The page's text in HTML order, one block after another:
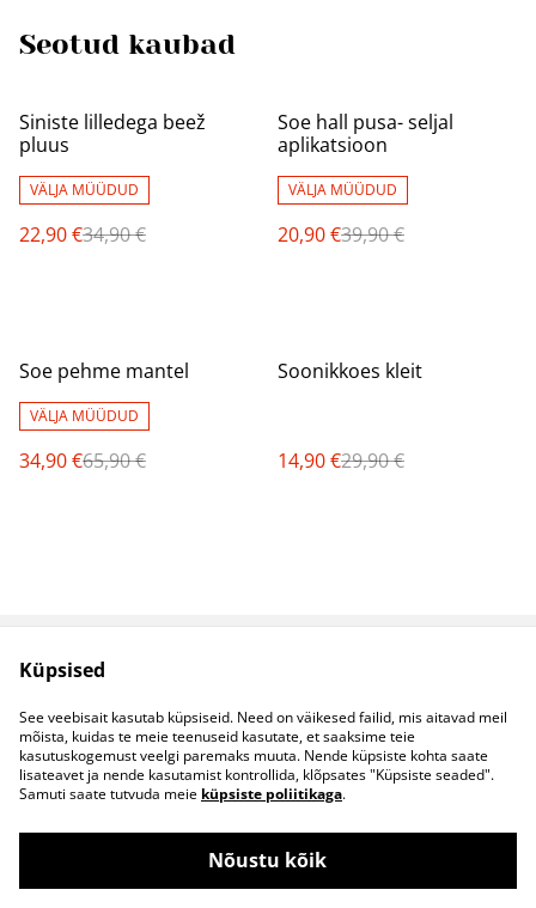
Seotud kaubad
%
Siniste lilledega beež
pluus
VÄLJA MÜÜDUD
22,90 €34,90 €
%
Soe hall pusa- seljal
aplikatsioon
VÄLJA MÜÜDUD
20,90 €39,90 €
%
Soe pehme mantel
VÄLJA MÜÜDUD
34,90 €65,90 €
%
Soonikkoes kleit
14,90 €29,90 €
Müügitingimused
Küpsised
Kontaktid
B2B koostöö
©2026S&S Riided
Küpsised
See veebisait kasutab küpsiseid. Need on väikesed failid, mis aitavad meil
mõista, kuidas te meie teenuseid kasutate, et saaksime teie
kasutuskogemust veelgi paremaks muuta. Nende küpsiste kohta saate
lisateavet ja nende kasutamist kontrollida, klõpsates "Küpsiste seaded".
Samuti saate tutvuda meie küpsiste poliitikaga.
Nõustu kõik